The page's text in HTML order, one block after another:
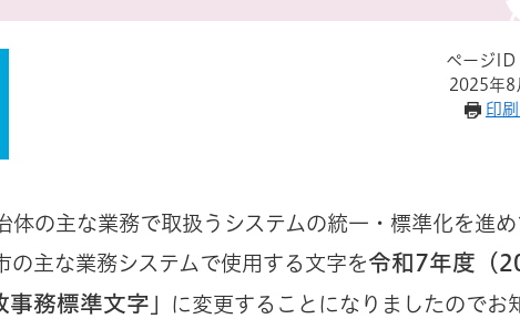
ページ
2025年8
印
体の主な業務で取扱うシステムの統一・標準化を進め
の主な業務システムで使用する文字を令和7年度（
事務標準文字
に変更することになりましたのでお